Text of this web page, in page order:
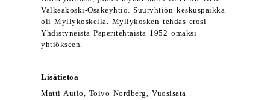
Valkeakoski-Osakeyhtiö. Suuryhtiön keskuspaikka
oli Myllykoskella. Myllykosken tehdas erosi
Yhdistyneistä Paperitehtaista 1952 omaksi
yhtiökseen.
Lisätietoa
Matti Autio, Toivo Nordberg, Vuosisata